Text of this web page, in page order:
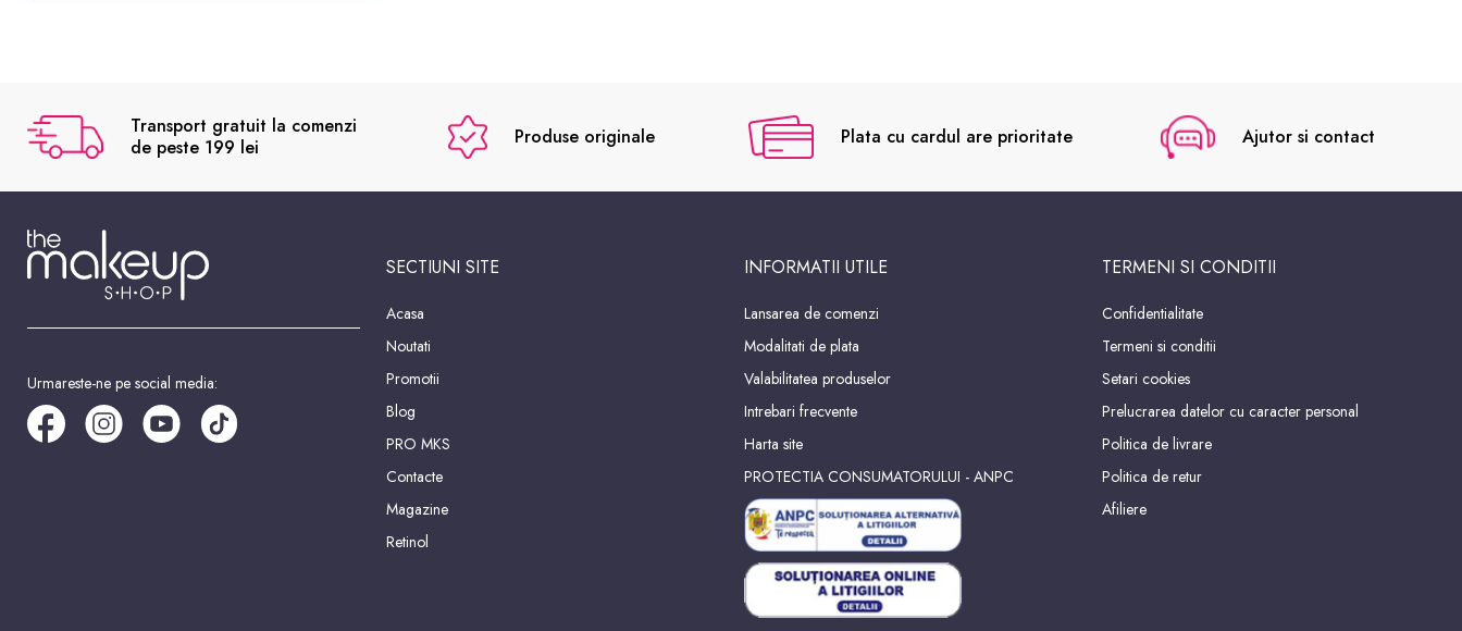
Transport gratuit la comenzi
de peste 199 lei
Produse originale Plata cu cardul are prioritate Ajutor si contact
Urmareste-ne pe social media:
SECTIUNI SITE
Acasa
Noutati
Promotii
Blog
PRO MKS
Contacte
Magazine
Retinol
INFORMATII UTILE
Lansarea de comenzi
Modalitati de plata
Valabilitatea produselor
Intrebari frecvente
Harta site
PROTECTIA CONSUMATORULUI - ANPC
TERMENI SI CONDITII
Confidentialitate
Termeni si conditii
Setari cookies
Prelucrarea datelor cu caracter personal
Politica de livrare
Politica de retur
Afiliere